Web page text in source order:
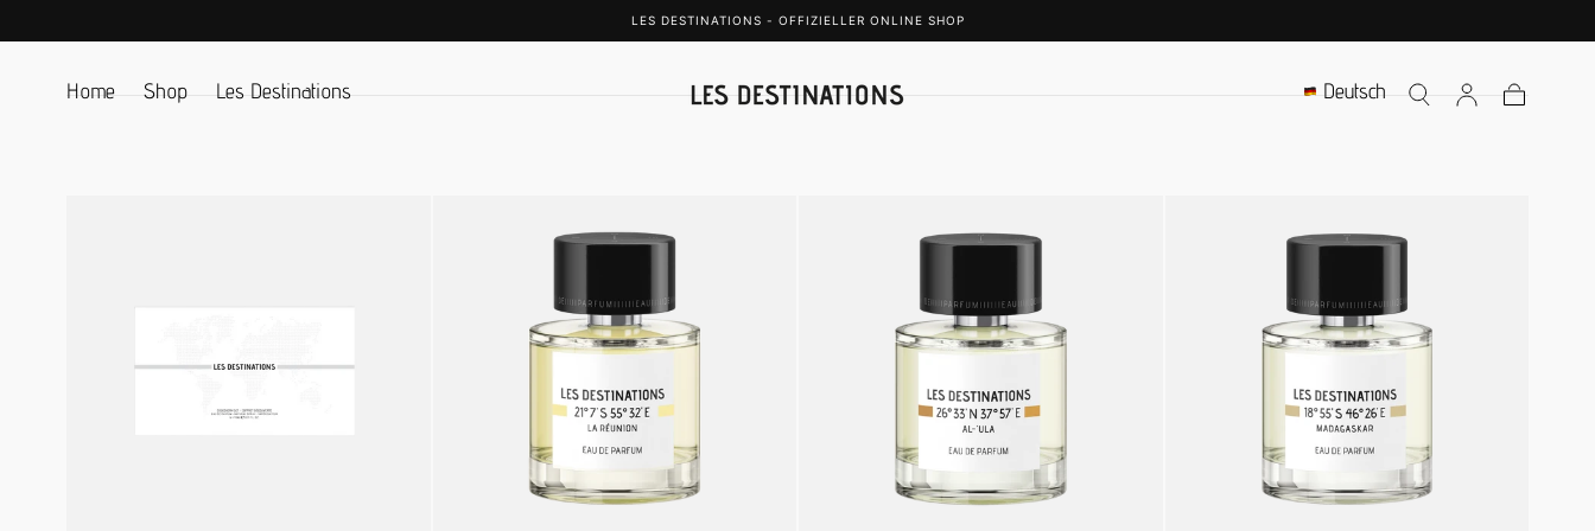
SPRINGEN
LES DESTINATIONS - OFFIZIELLER ONLINE SHOP
Home Shop Les Destinations Deutsch